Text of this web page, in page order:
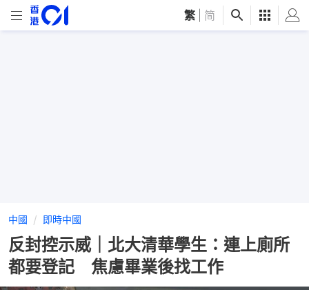
繁 简
中國 即時中國
反封控示威｜北大清華學生：連上廁所
都要登記 焦慮畢業後找工作